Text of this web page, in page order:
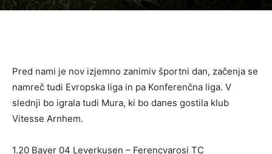
Pred nami je nov izjemno zanimiv športni dan, začenja se
namreč tudi Evropska liga in pa Konferenčna liga. V
slednji bo igrala tudi Mura, ki bo danes gostila klub
Vitesse Arnhem.
1.20 Bayer 04 Leverkusen – Ferencvarosi TC